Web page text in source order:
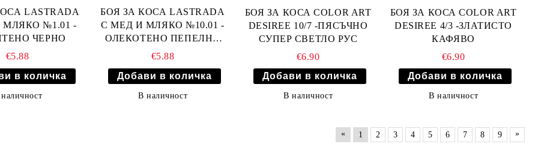
LASTRADA
№1.01 -
ЧЕРНО
€5.88
БОЯ ЗА КОСА LASTRADA
С МЕД И МЛЯКО №10.01 -
ОЛЕКОТЕНО ПЕПЕЛНО
РУСО
€5.88
В наличност
БОЯ ЗА КОСА COLOR ART
DESIREE 10/7 -ПЯСЪЧНО
СУПЕР СВЕТЛО РУС
€6.90
В наличност
БОЯ ЗА КОСА COLOR ART
DESIREE 4/3 -ЗЛАТИСТО
КАФЯВО
€6.90
В наличност
« 1 2 3 4 5 6 7 8 9 »